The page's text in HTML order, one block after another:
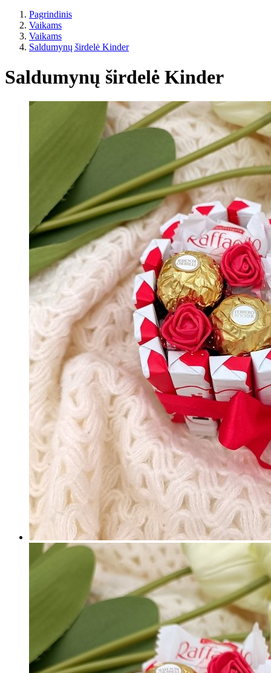
Pagrindinis
Vaikams
Vaikams
Saldumynų širdelė Kinder
Saldumynų širdelė Kinder